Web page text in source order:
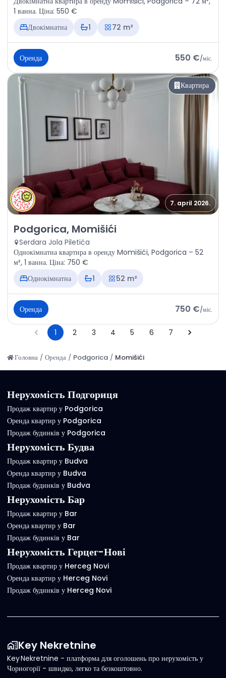
1 ванна. Ціна: 550 €
Двокімнатна
1 72 m²
Оренда 550 €/міс.
Квартира
7. april 2026.
Оренда - Квартира Podgorica, Momišići
Podgorica, Momišići
Serdara Jola Piletića
Однокімнатна квартира в оренду Momišići, Podgorica – 52
м², 1 ванна. Ціна: 750 €
Однокімнатна
1 52 m²
Оренда 750 €/міс.
1 2 3 4 5 6 7
Головна / Оренда / Podgorica / Momišići
Нерухомість Подгориця
Продаж квартир у Podgorica
Оренда квартир у Podgorica
Продаж будинків у Podgorica
Нерухомість Будва
Продаж квартир у Budva
Оренда квартир у Budva
Продаж будинків у Budva
Нерухомість Бар
Продаж квартир у Bar
Оренда квартир у Bar
Продаж будинків у Bar
Нерухомість Герцег-Нові
Продаж квартир у Herceg Novi
Оренда квартир у Herceg Novi
Продаж будинків у Herceg Novi
Key Nekretnine
Key Nekretnine - платформа для оголошень про нерухомість у
Чорногорії - швидко, легко та безкоштовно.